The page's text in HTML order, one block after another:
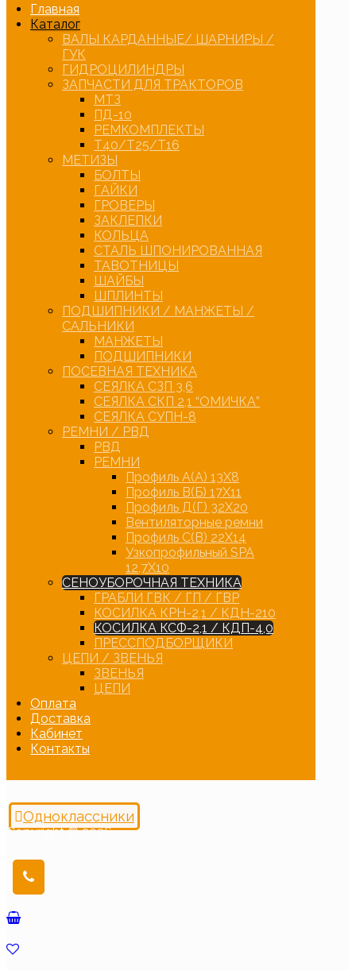
Главная
Каталог
ВАЛЫ КАРДАННЫЕ/ ШАРНИРЫ /
ГУК
ГИДРОЦИЛИНДРЫ
ЗАПЧАСТИ ДЛЯ ТРАКТОРОВ
МТЗ
ПД-10
РЕМКОМПЛЕКТЫ
Т40/Т25/Т16
МЕТИЗЫ
БОЛТЫ
ГАЙКИ
ГРОВЕРЫ
ЗАКЛЕПКИ
КОЛЬЦА
СТАЛЬ ШПОНИРОВАННАЯ
ТАВОТНИЦЫ
ШАЙБЫ
ШПЛИНТЫ
ПОДШИПНИКИ / МАНЖЕТЫ /
САЛЬНИКИ
МАНЖЕТЫ
ПОДШИПНИКИ
ПОСЕВНАЯ ТЕХНИКА
СЕЯЛКА СЗП 3,6
СЕЯЛКА СКП 2,1 “ОМИЧКА”
СЕЯЛКА СУПН-8
РЕМНИ / РВД
РВД
РЕМНИ
Профиль А(А) 13Х8
Профиль В(Б) 17Х11
Профиль Д(Г) 32Х20
Вентиляторные ремни
Профиль С(В) 22Х14
Узкопрофильный SPA
12,7Х10
СЕНОУБОРОЧНАЯ ТЕХНИКА
ГРАБЛИ ГВК / ГП / ГВР
КОСИЛКА КРН-2,1 / КДН-210
КОСИЛКА КСФ-2,1 / КДП-4,0
ПРЕССПОДБОРЩИКИ
ЦЕПИ / ЗВЕНЬЯ
ЗВЕНЬЯ
ЦЕПИ
Оплата
Доставка
Кабинет
Контакты
Одноклассники
Copyright © 2026